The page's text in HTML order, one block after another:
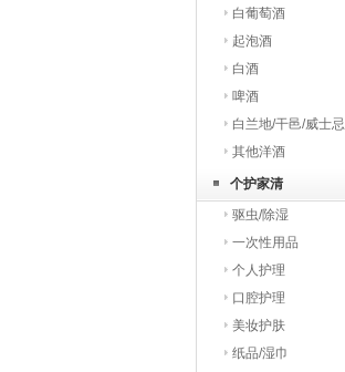
白葡萄酒
起泡酒
白酒
啤酒
白兰地/干邑/威士忌
其他洋酒
个护家清
驱虫/除湿
一次性用品
个人护理
口腔护理
美妆护肤
纸品/湿巾